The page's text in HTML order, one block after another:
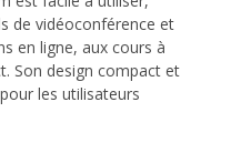
de vidéoconférence et
en ligne, aux cours à
Son design compact et
les utilisateurs